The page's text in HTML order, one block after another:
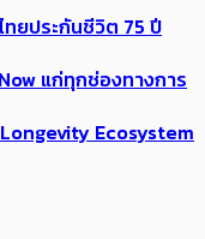
ทยประกันชีวิต 75 ปี
แก่ทุกช่องทางการ
Ecosystem